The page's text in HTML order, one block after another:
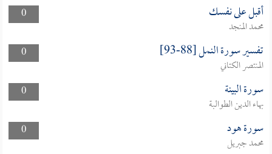
0 أقبل على نفسك
محمد المنجد
0
تفسير سورة النمل [88-93]
المنتصر الكتاني
0
سورة البينة
بهاء الدين الطوالبة
0
سورة هود
محمد جبريل